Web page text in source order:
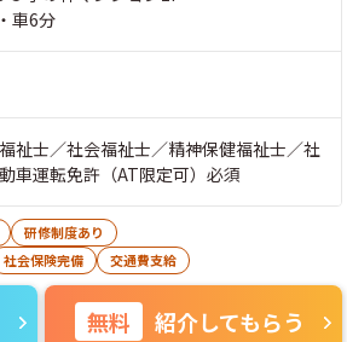
車6分
祉士／社会福祉士／精神保健福祉士／社
用 ■普通自動車運転免許（AT限定可）必須
研修制度あり
社会保険完備 交通費支給
無料 紹介してもらう